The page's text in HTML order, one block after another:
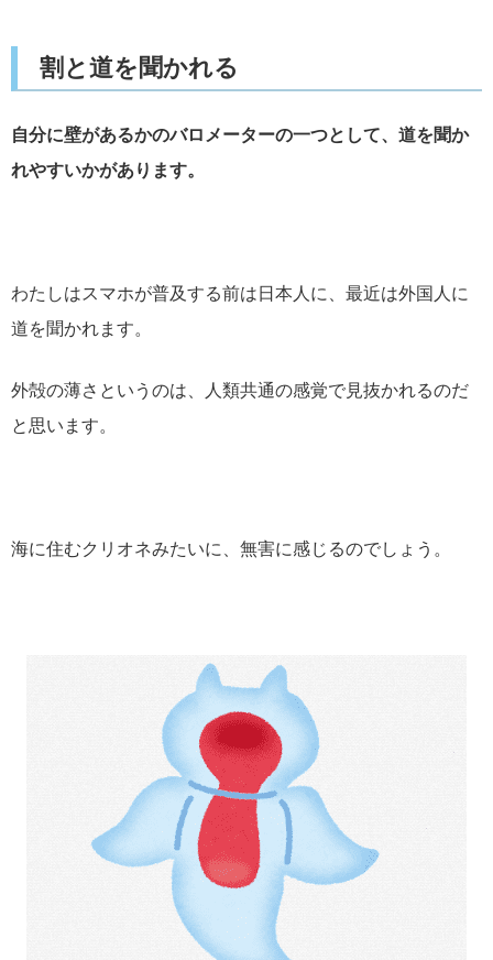
割と道を聞かれる
自分に壁があるかのバロメーターの一つとして、道を聞か
れやすいかがあります。
わたしはスマホが普及する前は日本人に、最近は外国人に
道を聞かれます。
外殻の薄さというのは、人類共通の感覚で見抜かれるのだ
と思います。
海に住むクリオネみたいに、無害に感じるのでしょう。